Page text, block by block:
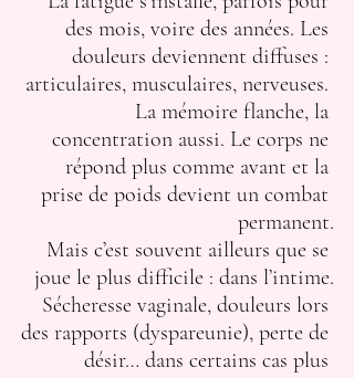
des mois, voire des années. Les
douleurs deviennent diffuses :
articulaires, musculaires, nerveuses.
La mémoire flanche, la
concentration aussi. Le corps ne
répond plus comme avant et la
prise de poids devient un combat
permanent.
Mais c’est souvent ailleurs que se
joue le plus difficile : dans l’intime.
Sécheresse vaginale, douleurs lors
des rapports (dyspareunie), perte de
désir… dans certains cas plus